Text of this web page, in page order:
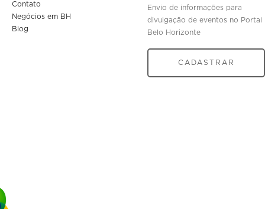
Contato
Negócios em BH
Blog
Envio de informações para
divulgação de eventos no Portal
Belo Horizonte
CADASTRAR